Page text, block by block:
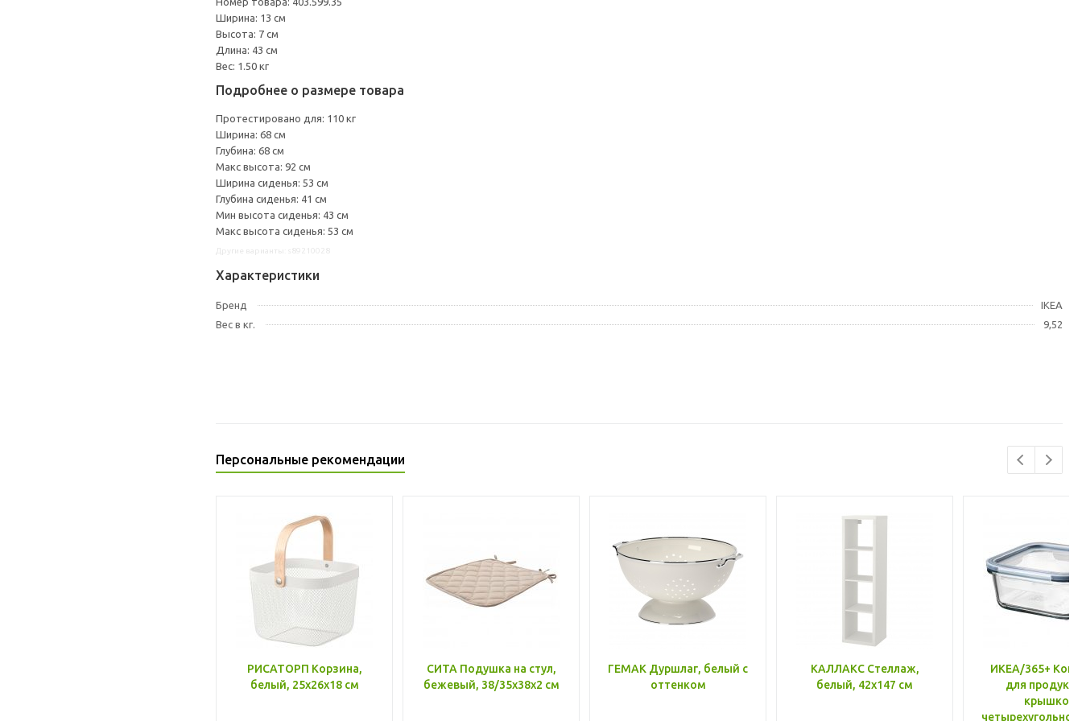
Ширина: 13 см
Высота: 7 см
Длина: 43 см
Вес: 1.50 кг
Подробнее о размере товара
Протестировано для: 110 кг
Ширина: 68 см
Глубина: 68 см
Макс высота: 92 см
Ширина сиденья: 53 см
Глубина сиденья: 41 см
Мин высота сиденья: 43 см
Макс высота сиденья: 53 см
Характеристики
Бренд
IKEA
Вес в кг.
9,52
Персональные рекомендации
РИСАТОРП Корзина,
белый, 25x26x18 см
СИТА Подушка на стул,
бежевый, 38/35x38x2 см
ГЕМАК Дуршлаг, белый с
оттенком
КАЛЛАКС Стеллаж,
белый, 42x147 см
ИКЕА/365+
для
крышкой,